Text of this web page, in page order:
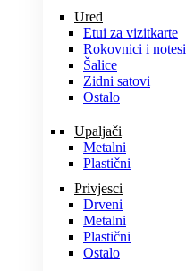
Ured
Etui za vizitkarte
Rokovnici i notesi
Šalice
Zidni satovi
Ostalo
Upaljači
Metalni
Plastični
Privjesci
Drveni
Metalni
Plastični
Ostalo